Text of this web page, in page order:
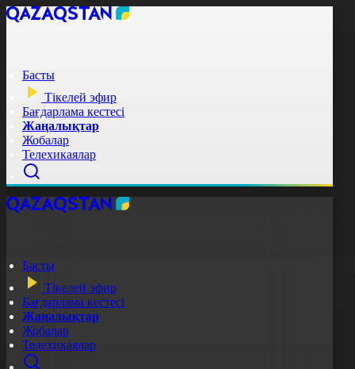
Басты
Тікелей эфир
Бағдарлама кестесі
Жаңалықтар
Жобалар
Телехикаялар
Басты
Тікелей эфир
Бағдарлама кестесі
Жаңалықтар
Жобалар
Телехикаялар